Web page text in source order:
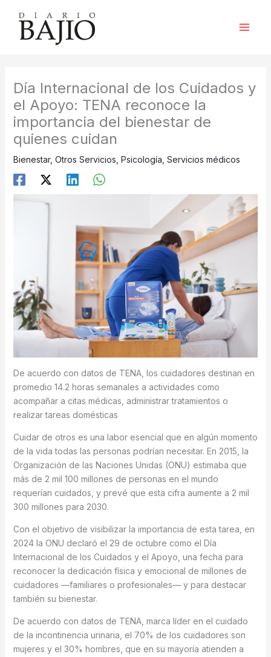
contenido
Día Internacional de los Cuidados y
el Apoyo: TENA reconoce la
importancia del bienestar de
quienes cuidan
Bienestar, Otros Servicios Psicología Servicios médicos
De acuerdo con datos de TENA, los cuidadores destinan en
promedio 14.2 horas semanales a actividades como
acompañar a citas médicas, administrar tratamientos o
realizar tareas domésticas
Cuidar de otros es una labor esencial que en algún momento
de la vida todas las personas podrían necesitar. En 2015, la
Organización de las Naciones Unidas (ONU) estimaba que
más de 2 mil 100 millones de personas en el mundo
requerían cuidados, y prevé que esta cifra aumente a 2 mil
300 millones para 2030.
Con el objetivo de visibilizar la importancia de esta tarea, en
2024 la ONU declaró el 29 de octubre como el Día
Internacional de los Cuidados y el Apoyo, una fecha para
reconocer la dedicación física y emocional de millones de
cuidadores —familiares o profesionales— y para destacar
también su bienestar.
De acuerdo con datos de TENA, marca líder en el cuidado
de la incontinencia urinaria, el 70% de los cuidadores son
mujeres y el 30% hombres, que en su mayoría atienden a